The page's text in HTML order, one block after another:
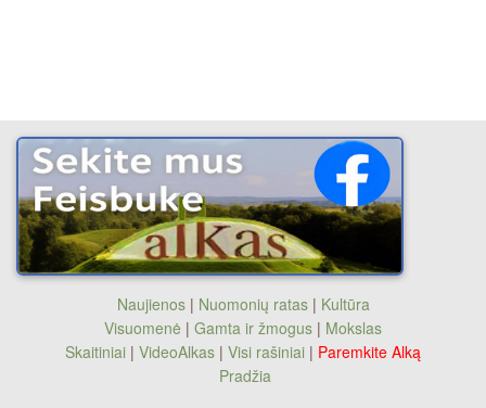
Naujienos| Nuomonių ratas| Kultūra
Visuomenė | Gamta ir žmogus | Mokslas
Skaitiniai | VideoAlkas | Visi rašiniai | Paremkite Alką
Pradžia